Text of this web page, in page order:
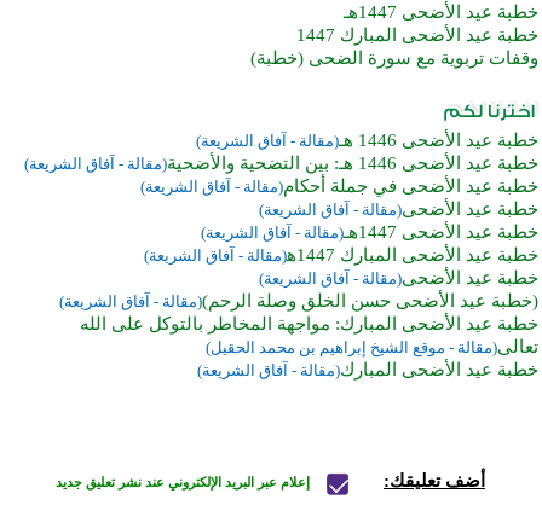
خطبة عيد الأضحى 1447هـ
خطبة عيد الأضحى المبارك 1447
وقفات تربوية مع سورة الضحى (خطبة)
خطبة عيد الأضحى 1446 هـ (مقالة - آفاق الشريعة)
خطبة عيد الأضحى 1446 هـ: بين التضحية والأضحية (مقالة - آفاق الشريعة)
خطبة عيد الأضحى في جملة أحكام(مقالة - آفاق الشريعة)
خطبة عيد الأضحى(مقالة - آفاق الشريعة)
خطبة عيد الأضحى 1447هـ (مقالة - آفاق الشريعة)
خطبة عيد الأضحى المبارك 1447ه‍ (مقالة - آفاق الشريعة)
خطبة عيد الأضحى(مقالة - آفاق الشريعة)
(خطبة عيد الأضحى حسن الخلق وصلة الرحم)(مقالة - آفاق الشريعة)
خطبة عيد الأضحى المبارك: مواجهة المخاطر بالتوكل على الله
تعالى(مقالة - موقع الشيخ إبراهيم بن محمد الحقيل)
خطبة عيد الأضحى المبارك(مقالة - آفاق الشريعة)
أضف تعليقك: إعلام عبر البريد الإلكتروني عند نشر تعليق جديد